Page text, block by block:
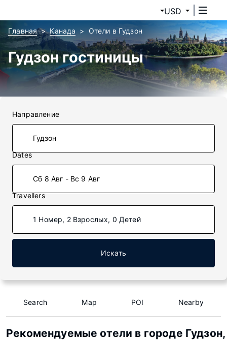
USD
Главная Канада Отели в Гудзон
Гудзон гостиницы
Направление
Dates
Сб 8 Авг - Вс 9 Авг
Travellers
1 Номер, 2 Взрослых, 0 Детей
Искать
Search Map POI Nearby
Рекомендуемые отели в городе